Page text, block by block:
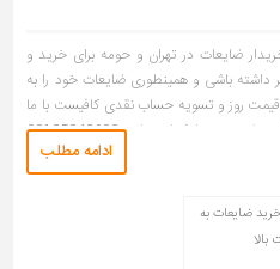
ضایعات در تهران و حومه برای خرید و
داشته باشی و همینطوری ضایعات خود را به
قیمت روز و تسویه حساب نقدی کافیست با ما
تماس حاصل فرمایید , مدیر شرکت ضایعاتی علی عبدی با شماره تماس 09125342693
در نظر داشته باشید شرکت […]
ادامه مطلب